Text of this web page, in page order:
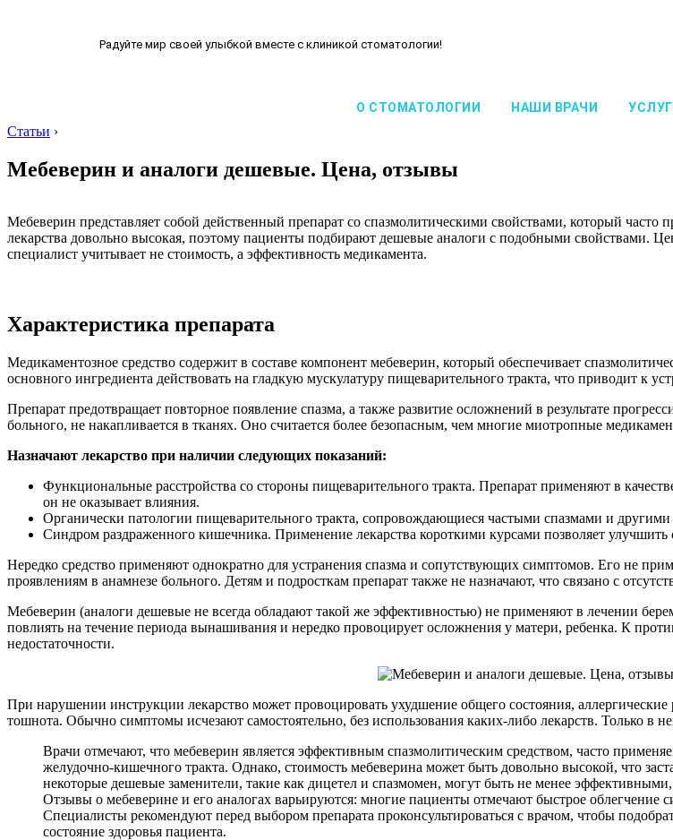
Радуйте мир своей улыбкой вместе с клиникой стоматологии!
О СТОМАТОЛОГИИ НАШИ ВРАЧИ
Статьи ›
Мебеверин и аналоги дешевые. Цена, отзывы
Мебеверин представляет собой действенный препарат со спазмолитическими свойствами, который
лекарства довольно высокая, поэтому пациенты подбирают дешевые аналоги с подобными свойствами.
специалист учитывает не стоимость, а эффективность медикамента.
Характеристика препарата
Медикаментозное средство содержит в составе компонент мебеверин, который обеспечивает
основного ингредиента действовать на гладкую мускулатуру пищеварительного тракта, что приводит к
Препарат предотвращает повторное появление спазма, а также развитие осложнений в результате
больного, не накапливается в тканях. Оно считается более безопасным, чем многие миотропные
Назначают лекарство при наличии следующих показаний:
Функциональные расстройства со стороны пищеварительного тракта. Препарат применяют в
он не оказывает влияния.
Органически патологии пищеварительного тракта, сопровождающиеся частыми спазмами и
Синдром раздраженного кишечника. Применение лекарства короткими курсами позволяет
Нередко средство применяют однократно для устранения спазма и сопутствующих симптомов. Его не
проявлениям в анамнезе больного. Детям и подросткам препарат также не назначают, что связано с
Мебеверин (аналоги дешевые не всегда обладают такой же эффективностью) не применяют в лечении
повлиять на течение периода вынашивания и нередко провоцирует осложнения у матери, ребенка. К
недостаточности.
При нарушении инструкции лекарство может провоцировать ухудшение общего состояния,
тошнота. Обычно симптомы исчезают самостоятельно, без использования каких-либо лекарств. Только в
Врачи отмечают, что мебеверин является эффективным спазмолитическим средством, часто
желудочно-кишечного тракта. Однако, стоимость мебеверина может быть довольно высокой, что
некоторые дешевые заменители, такие как дицетел и спазмомен, могут быть не менее
Отзывы о мебеверине и его аналогах варьируются: многие пациенты отмечают быстрое облегчение
Специалисты рекомендуют перед выбором препарата проконсультироваться с врачом, чтобы
состояние здоровья пациента.